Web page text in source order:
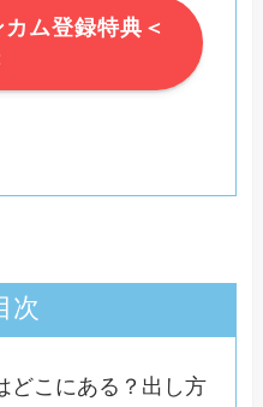
ム登録特典＜
次
どこにある？出し方